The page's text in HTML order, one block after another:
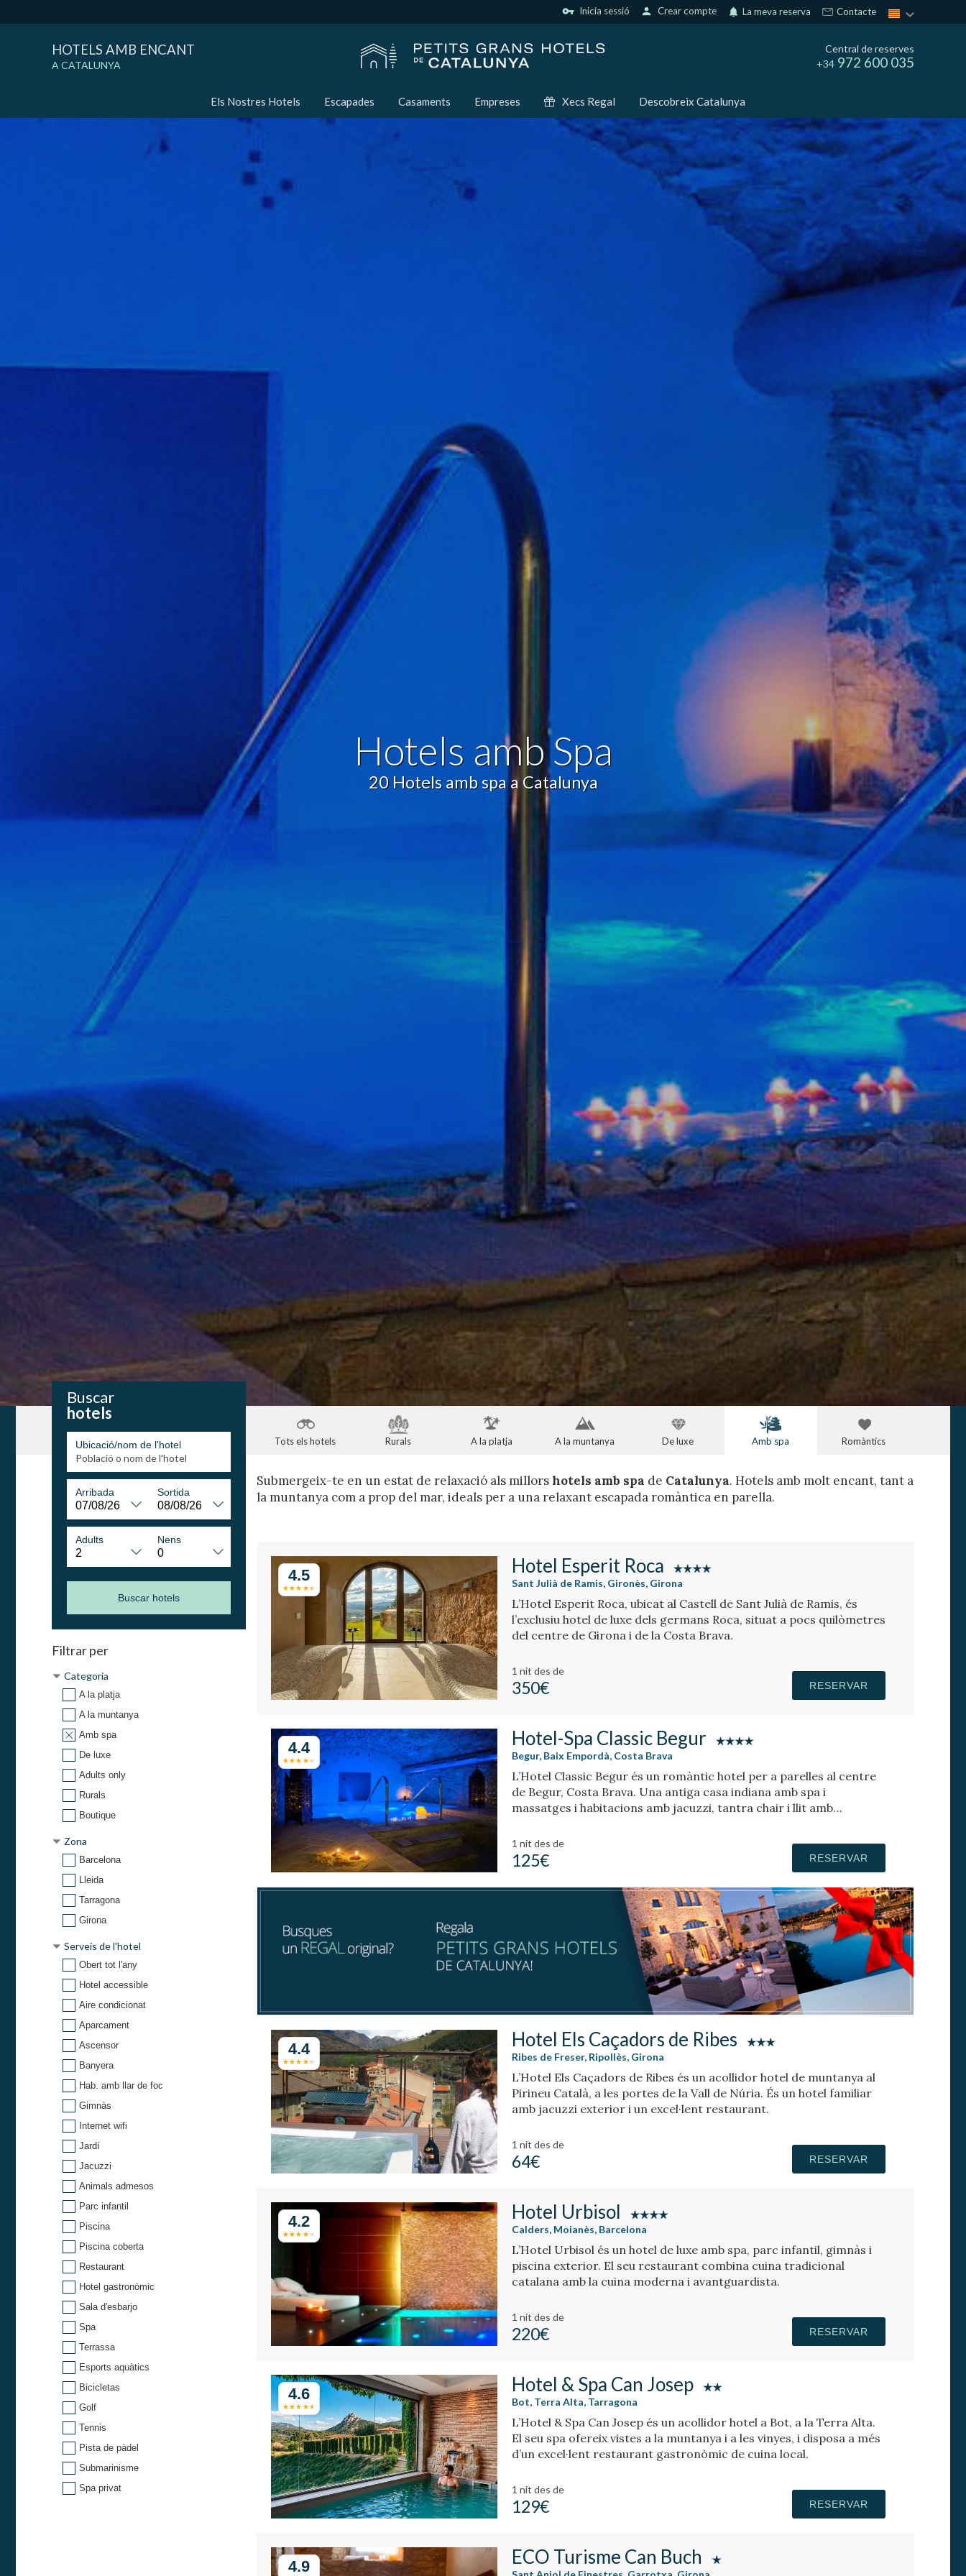
vpn_key Inicia sessió person Crear compte notifications La meva reserva Contacte
HOTELS AMB ENCANT
A CATALUNYA
Central de reserves
+34 972 600 035
Els Nostres Hotels Escapades Casaments Empreses Xecs Regal Descobreix Catalunya
Hotels amb Spa
20 Hotels amb spa a Catalunya
Tots els hotels Rurals A la platja A la muntanya De luxe Amb spa Romàntics
Buscar
hotels
Ubicació/nom de l'hotel
Arribada Sortida
Adults Nens
Buscar hotels
Filtrar per
Categoria
A la platja
A la muntanya
Amb spa
De luxe
Adults only
Rurals
Boutique
Zona
Barcelona
Lleida
Tarragona
Girona
Serveis de l'hotel
Obert tot l'any
Hotel accessible
Aire condicionat
Aparcament
Ascensor
Banyera
Hab. amb llar de foc
Gimnàs
Internet wifi
Jardí
Jacuzzi
Animals admesos
Parc infantil
Piscina
Piscina coberta
Restaurant
Hotel gastronòmic
Sala d'esbarjo
Spa
Terrassa
Esports aquàtics
Bicicletas
Golf
Tennis
Pista de pàdel
Submarinisme
Spa privat
Submergeix-te en un estat de relaxació als millors hotels amb spa de Catalunya. Hotels amb molt encant, tant a
la muntanya com a prop del mar, ideals per a una relaxant escapada romàntica en parella.
4.5 Hotel Esperit Roca
Sant Julià de Ramis, Gironès, Girona
L’Hotel Esperit Roca, ubicat al Castell de Sant Julià de Ramis, és
l’exclusiu hotel de luxe dels germans Roca, situat a pocs quilòmetres
del centre de Girona i de la Costa Brava.
1 nit des de
350€ RESERVAR
4.4 Hotel-Spa Classic Begur
Begur, Baix Empordà, Costa Brava
L’Hotel Classic Begur és un romàntic hotel per a parelles al centre
de Begur, Costa Brava. Una antiga casa indiana amb spa i
massatges i habitacions amb jacuzzi, tantra chair i llit amb
1 nit des de
125€ RESERVAR
4.4 Hotel Els Caçadors de Ribes
Ribes de Freser, Ripollès, Girona
L’Hotel Els Caçadors de Ribes és un acollidor hotel de muntanya al
Pirineu Català, a les portes de la Vall de Núria. És un hotel familiar
amb jacuzzi exterior i un excel·lent restaurant.
1 nit des de
64€ RESERVAR
4.2 Hotel Urbisol
Calders, Moianès, Barcelona
L’Hotel Urbisol és un hotel de luxe amb spa, parc infantil, gimnàs i
piscina exterior. El seu restaurant combina cuina tradicional
catalana amb la cuina moderna i avantguardista.
1 nit des de
220€ RESERVAR
4.6 Hotel & Spa Can Josep
Bot, Terra Alta, Tarragona
L’Hotel & Spa Can Josep és un acollidor hotel a Bot, a la Terra Alta.
El seu spa ofereix vistes a la muntanya i a les vinyes, i disposa a més
d’un excel·lent restaurant gastronòmic de cuina local.
1 nit des de
129€ RESERVAR
4.9 ECO Turisme Can Buch
Modificar cookies
Tècniques i funcionals
Aquest lloc web utilitza cookies pròpies per recopilar informació amb la finalitat de
millorar els nostres serveis. Si continua navegant, suposa l'acceptació de la instal·lació
de les mateixes. L'usuari té la possibilitat de configurar el navegador podent, si així ho
desitja, impedir que siguin instal·lades al disc dur, encara que haurà de tenir en
compte que aquesta acció podrà ocasionar dificultats de navegació de la pàgina web.
Analítiques i personalització
Permeten fer el seguiment i l'anàlisi del comportament dels usuaris d'aquest lloc web.
La informació recollida mitjançant aquest tipus de cookies s'utilitza en el mesurament
de l'activitat del web per a l'elaboració de perfils de navegació dels usuaris per
introduir millores en funció de l'anàlisi de les dades d'ús que fan els usuaris del servei.
Permeten desar la informació de preferència de l'usuari per millorar la qualitat dels
nostres serveis i oferir una millor experiència a través de productes recomanats.
Aquestes cookies són utilitzades per emmagatzemar informació sobre les
preferències i les eleccions personals de l'usuari a través de l'observació continuada
dels seus hàbits de navegació. Gràcies a elles, podem conèixer els hàbits de